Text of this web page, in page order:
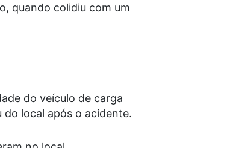
quando colidiu com um
do veículo de carga
local após o acidente.